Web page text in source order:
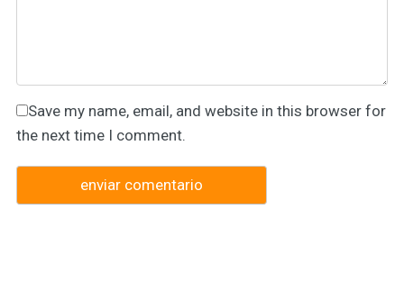
Save my name, email, and website in this browser for
the next time I comment.